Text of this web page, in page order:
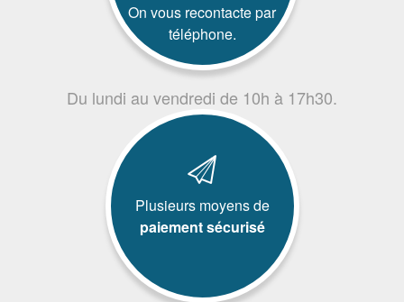
On vous recontacte par
téléphone.
Du lundi au vendredi de 10h à 17h30.
Plusieurs moyens de
paiement sécurisé